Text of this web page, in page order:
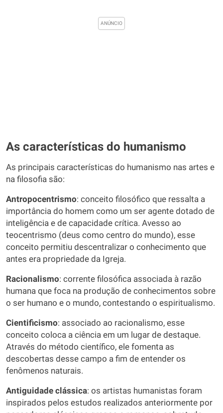
As características do humanismo
As principais características do humanismo nas artes e
na filosofia são:
Antropocentrismo: conceito filosófico que ressalta a
importância do homem como um ser agente dotado de
inteligência e de capacidade crítica. Avesso ao
teocentrismo (deus como centro do mundo), esse
conceito permitiu descentralizar o conhecimento que
antes era propriedade da Igreja.
Racionalismo: corrente filosófica associada à razão
humana que foca na produção de conhecimentos sobre
o ser humano e o mundo, contestando o espiritualismo.
Cientificismo: associado ao racionalismo, esse
conceito coloca a ciência em um lugar de destaque.
Através do método científico, ele fomenta as
descobertas desse campo a fim de entender os
fenômenos naturais.
Antiguidade clássica: os artistas humanistas foram
inspirados pelos estudos realizados anteriormente por